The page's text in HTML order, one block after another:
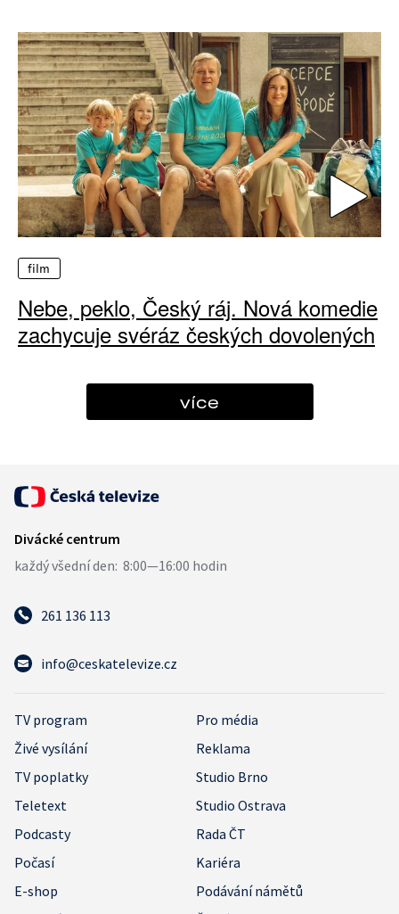
film
Nebe, peklo, Český ráj. Nová komedie
zachycuje svéráz českých dovolených
více
261 136 113
info@ceskatelevize.cz
TV program
Pro média
Živé vysílání
Reklama
TV poplatky
Studio Brno
Teletext
Studio Ostrava
Podcasty
Rada ČT
Počasí
Kariéra
E-shop
Podávání námětů